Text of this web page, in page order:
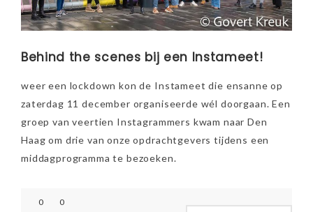
Behind the scenes bij een Instameet!
weer een lockdown kon de Instameet die ensanne op
zaterdag 11 december organiseerde wél doorgaan. Een
groep van veertien Instagrammers kwam naar Den
Haag om drie van onze opdrachtgevers tijdens een
middagprogramma te bezoeken.
0
0